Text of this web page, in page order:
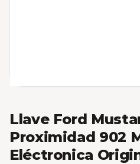
Llave Ford
Proximidad 902
Eléctronica